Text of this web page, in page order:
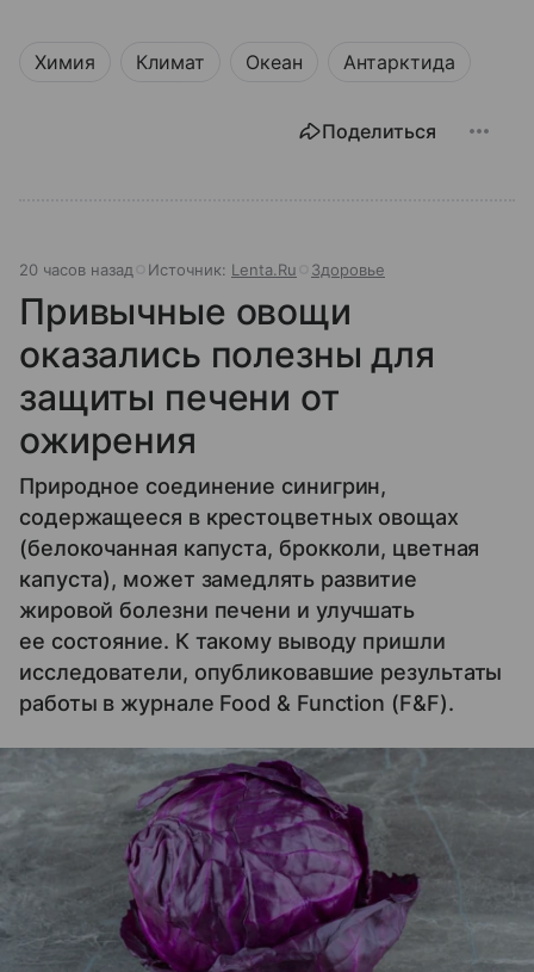
Химия Климат Океан Антарктида
Поделиться
20 часов назад Источник: Lenta.Ru Здоровье
Привычные овощи
оказались полезны для
защиты печени от
ожирения
Природное соединение синигрин,
содержащееся в крестоцветных овощах
(белокочанная капуста, брокколи, цветная
капуста), может замедлять развитие
жировой болезни печени и улучшать
ее состояние. К такому выводу пришли
исследователи, опубликовавшие результаты
работы в журнале Food & Function (F&F).